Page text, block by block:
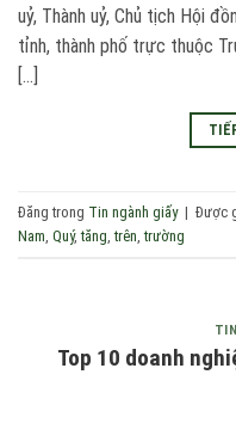
uỷ, Thành uỷ, Chủ tịch Hội
tỉnh, thành phố trực thuộc
[…]
Đăng trong Tin ngành giấy | Được
Nam Quý,tăng ,trên ,trường
Top 10 doanh